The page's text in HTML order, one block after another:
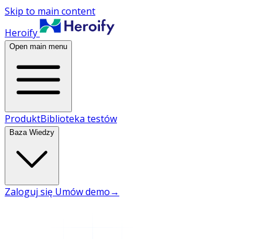
Skip to main content
Heroify
Open main menu
ProduktBiblioteka testów
Baza Wiedzy
Zaloguj się Umów demo→